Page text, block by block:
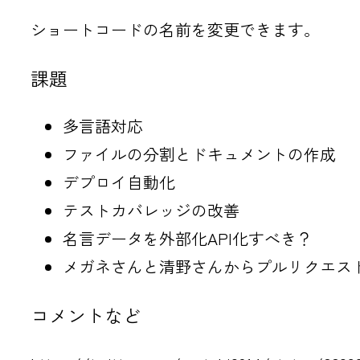
ショートコードの名前を変更できます。
課題
多言語対応
ファイルの分割とドキュメントの作成
デプロイ自動化
テストカバレッジの改善
名言データを外部化API化すべき？
メガネさんと清野さんからプルリクエス
コメントなど